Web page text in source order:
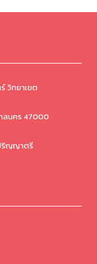
วิทยาเขต
ลนคร 47000
ริญญาตรี